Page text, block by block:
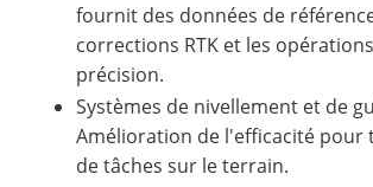
fournit des données de
corrections RTK et les
précision.
Systèmes de nivellement et de
Amélioration de l'efficacité pour
de tâches sur le terrain.